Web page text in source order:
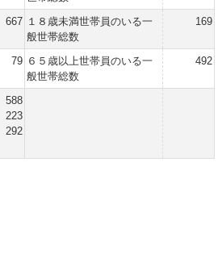
667 １８歳未満世帯員のいる一
般世帯総数
169
79 ６５歳以上世帯員のいる一
般世帯総数
492
588
223
292